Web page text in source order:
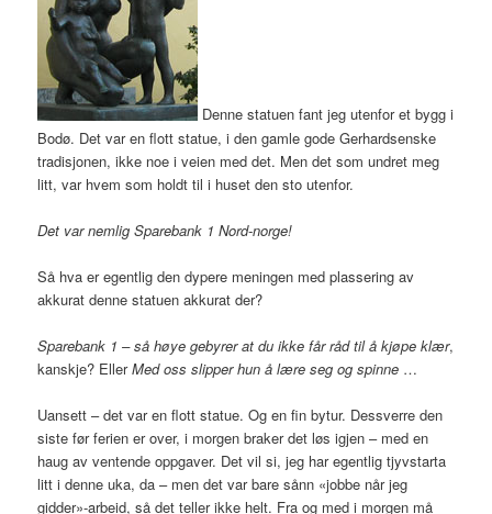
Denne statuen fant jeg utenfor et bygg i
Bodø. Det var en flott statue, i den gamle gode Gerhardsenske
tradisjonen, ikke noe i veien med det. Men det som undret meg
litt, var hvem som holdt til i huset den sto utenfor.
Det var nemlig Sparebank 1 Nord-norge!
Så hva er egentlig den dypere meningen med plassering av
akkurat denne statuen akkurat der?
Sparebank 1 – så høye gebyrer at du ikke får råd til å kjøpe klær,
kanskje? EllerMed oss slipper hun å lære seg og spinne …
Uansett – det var en flott statue. Og en fin bytur. Dessverre den
siste før ferien er over, i morgen braker det løs igjen – med en
haug av ventende oppgaver. Det vil si, jeg har egentlig tjyvstarta
litt i denne uka, da – men det var bare sånn «jobbe når jeg
gidder»-arbeid, så det teller ikke helt. Fra og med i morgen må